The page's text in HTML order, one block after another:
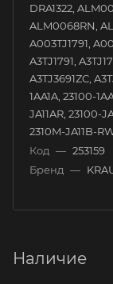
DRA1322,
ALM0068RN,
A003TJ1791,
A3TJ1791,
A3TJ3691ZC,
1AA1A, 23100-
JA11AR, 23100-
2310M-JA11B-
Код — 253159
Бренд —
Наличие